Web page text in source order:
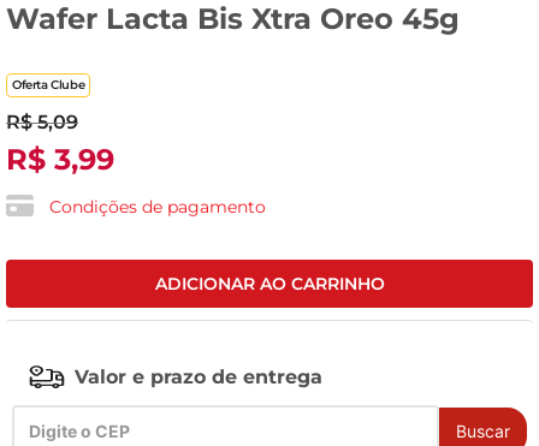
Wafer Lacta Bis Xtra Oreo 45g
Oferta Clube
R$ 5,09
R$ 3,99
Condições de pagamento
ADICIONAR AO CARRINHO
Valor e prazo de entrega
Buscar
café
frango
vinho